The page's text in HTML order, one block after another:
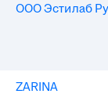
ООО Эстилаб
ZARINA